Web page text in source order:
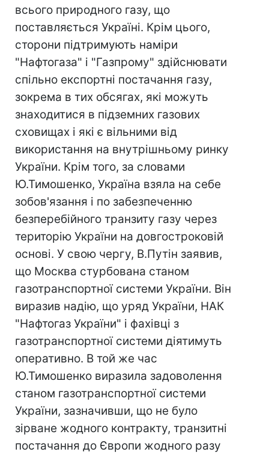
всього природного газу, що
поставляється Україні. Крім цього,
сторони підтримують наміри
"Нафтогаза" і "Газпрому" здійснювати
спільно експортні постачання газу,
зокрема в тих обсягах, які можуть
знаходитися в підземних газових
сховищах і які є вільними від
використання на внутрішньому ринку
України. Крім того, за словами
Ю.Тимошенко, Україна взяла на себе
зобов'язання і по забезпеченню
безперебійного транзиту газу через
територію України на довгостроковій
основі. У свою чергу, В.Путін заявив,
що Москва стурбована станом
газотранспортної системи України. Він
виразив надію, що уряд України, НАК
"Нафтогаз України" і фахівці з
газотранспортної системи діятимуть
оперативно. В той же час
Ю.Тимошенко виразила задоволення
станом газотранспортної системи
України, зазначивши, що не було
зірване жодного контракту, транзитні
постачання до Європи жодного разу